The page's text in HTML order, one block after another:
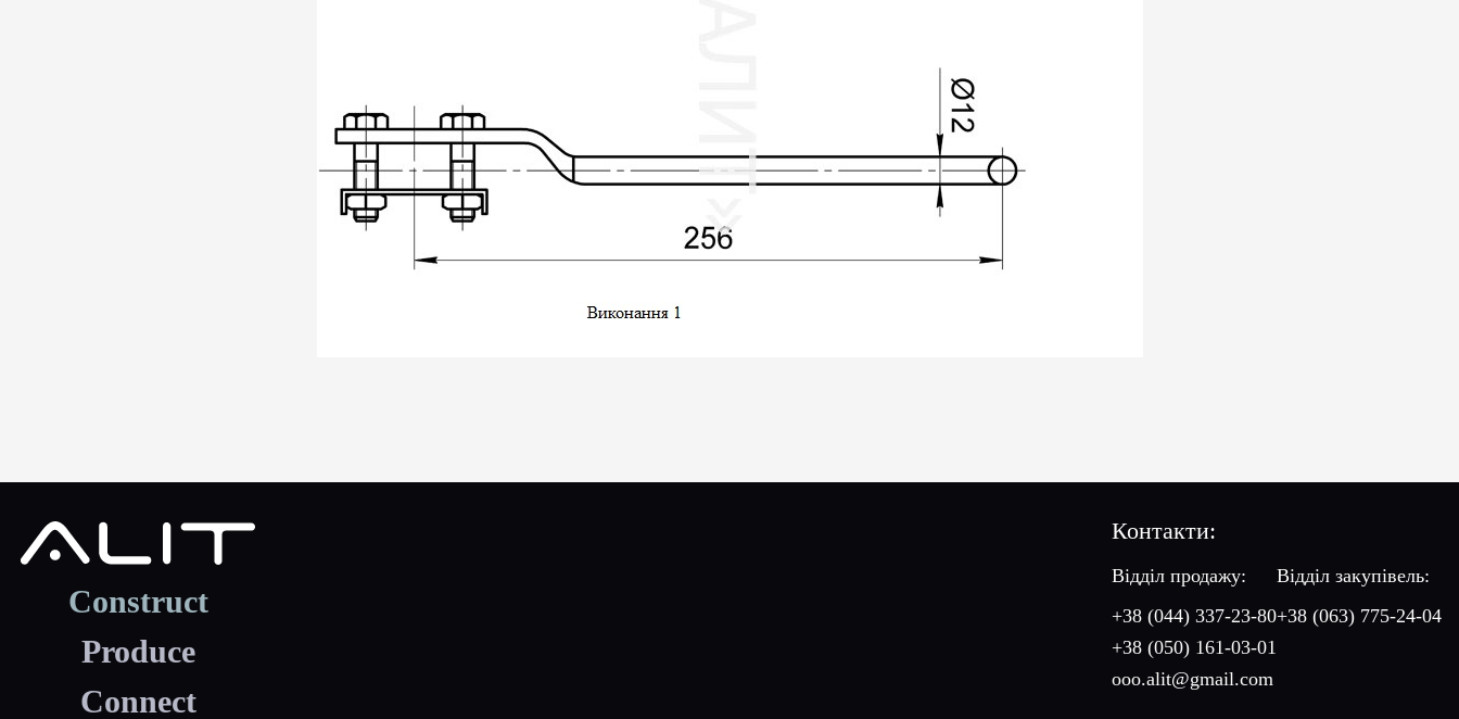
Construct
Produce
Connect
Контакти:
Відділ продажу:
+38 (044) 337-23-80
+38 (050) 161-03-01
ooo.alit@gmail.com
Відділ закупівель:
+38 (063) 775-24-04